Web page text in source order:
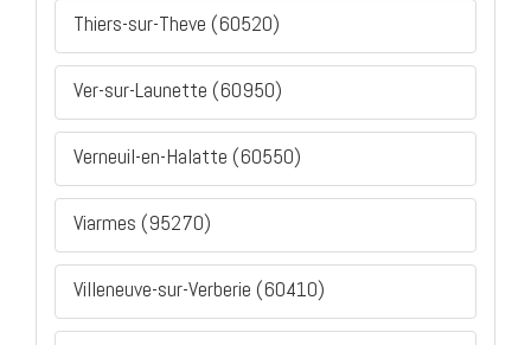
Thiers-sur-Theve (60520)
Ver-sur-Launette (60950)
Verneuil-en-Halatte (60550)
Viarmes (95270)
Villeneuve-sur-Verberie (60410)